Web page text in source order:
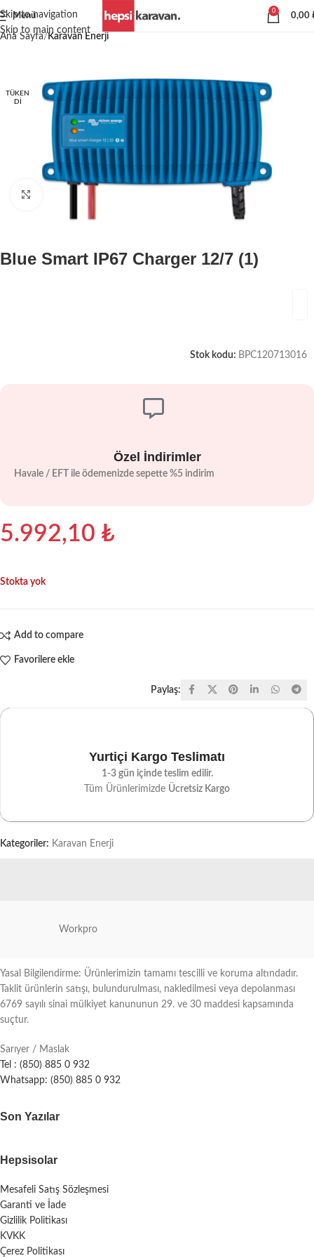
Skip to navigation
Skip to main content
Menü
0
0,00
Ana Sayfa Karavan Enerji
TÜKEN
DI
Büyütmek için tıklayın
Blue Smart IP67 Charger 12/7 (1)
Stok kodu: BPC120713016
Özel İndirimler
Havale / EFT ile ödemenizde sepette %5 indirim
5.992,10 ₺
Stokta yok
Add to compare
Favorilere ekle
Paylaş:
Yurtiçi Kargo Teslimatı
1-3 gün içinde teslim edilir.
Tüm Ürünlerimizde Ücretsiz Kargo
Kategoriler: Karavan Enerji
Workpro
Yasal Bilgilendirme: Ürünlerimizin tamamı tescilli ve koruma altındadır.
Taklit ürünlerin satışı, bulundurulması, nakledilmesi veya depolanması
6769 sayılı sinai mülkiyet kanununun 29. ve 30 maddesi kapsamında
suçtur.
Sarıyer / Maslak
Tel : (850) 885 0 932
Whatsapp: (850) 885 0 932
Son Yazılar
Hepsisolar
Mesafeli Satış Sözleşmesi
Garanti ve İade
Gizlilik Politikası
KVKK
Çerez Politikası